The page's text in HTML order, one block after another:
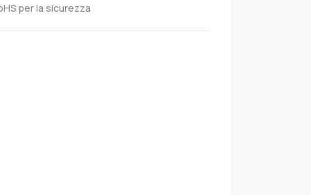
per la sicurezza